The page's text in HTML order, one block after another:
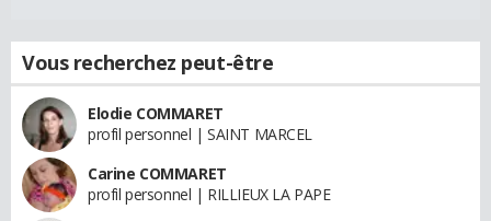
Vous recherchez peut-être
Elodie COMMARET
profil personnel | SAINT MARCEL
Carine COMMARET
profil personnel | RILLIEUX LA PAPE